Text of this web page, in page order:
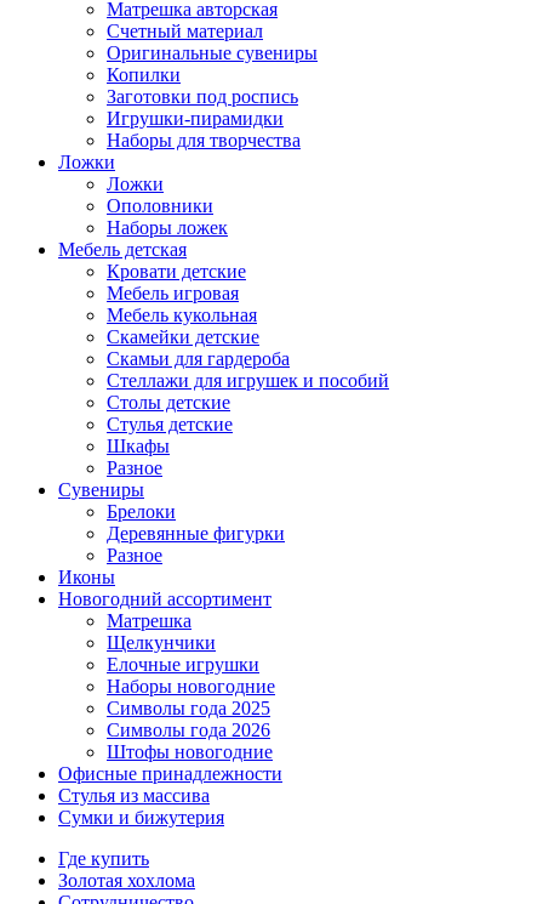
Матрешка авторская
Счетный материал
Оригинальные сувениры
Копилки
Заготовки под роспись
Игрушки-пирамидки
Наборы для творчества
Ложки
Ложки
Ополовники
Наборы ложек
Мебель детская
Кровати детские
Мебель игровая
Мебель кукольная
Скамейки детские
Скамьи для гардероба
Стеллажи для игрушек и пособий
Столы детские
Стулья детские
Шкафы
Разное
Сувениры
Брелоки
Деревянные фигурки
Разное
Иконы
Новогодний ассортимент
Матрешка
Щелкунчики
Елочные игрушки
Наборы новогодние
Символы года 2025
Символы года 2026
Штофы новогодние
Офисные принадлежности
Стулья из массива
Сумки и бижутерия
Где купить
Золотая хохлома